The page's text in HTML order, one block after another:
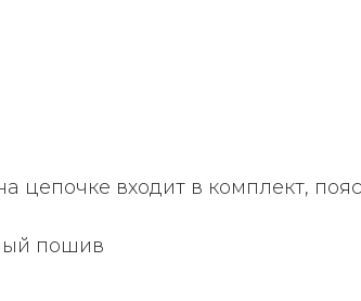
цепочке входит в комплект,
пошив